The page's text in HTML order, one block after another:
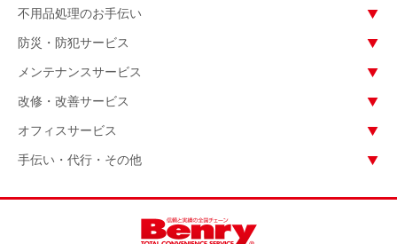
不用品処理のお手伝い
防災・防犯サービス
メンテナンスサービス
改修・改善サービス
オフィスサービス
手伝い・代行・その他